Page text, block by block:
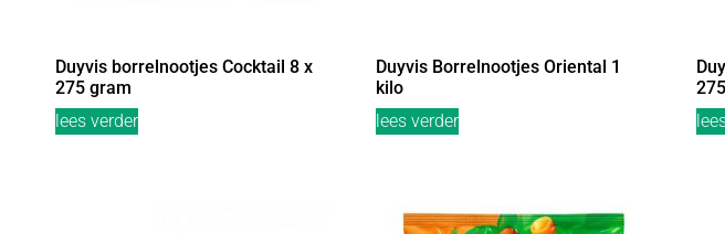
Duyvis borrelnootjes Cocktail 8 x
275 gram
lees verder
Duyvis Borrelnootjes Oriental 1
kilo
lees verder